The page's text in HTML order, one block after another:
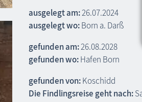
ausgelegt am:26.07.2024
ausgelegt wo:Born a. Darß
gefunden am:26.08.2028
gefunden wo:Hafen Born
gefunden von:Koschidd
Die Findlingsreise geht nach: